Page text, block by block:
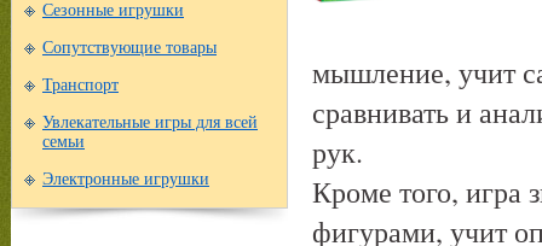
Сезонные игрушки
Сопутствующие товары
Транспорт
Увлекательные игры для всей
семьи
Электронные игрушки
мышление, учит
сравнивать и
рук.
Кроме того, игра
фигурами, учит